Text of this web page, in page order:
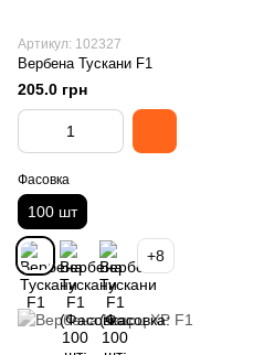
Артикул: 102327
Вербена Тускани F1
205.0 грн
Фасовка
100 шт
+8